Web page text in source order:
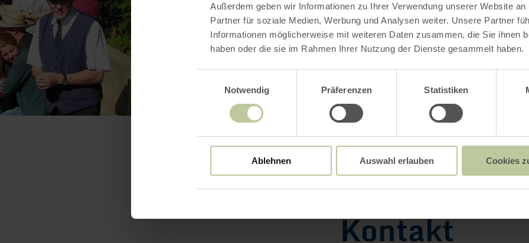
Außerdem geben wir Informationen zu Ihrer Verwendung unserer Website an
Partner für soziale Medien, Werbung und Analysen weiter. Unsere Partner
Informationen möglicherweise mit weiteren Daten zusammen, die Sie ihnen
haben oder die sie im Rahmen Ihrer Nutzung der Dienste gesammelt haben.
Notwendig
Präferenzen Statistiken
Ablehnen Auswahl erlauben Cookies
Galerie öffnen
Kontakt